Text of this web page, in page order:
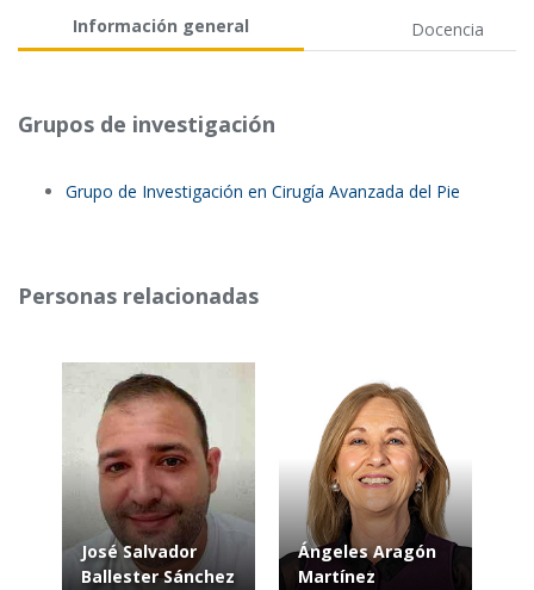
Información general Docencia
Grupos de investigación
Grupo de Investigación en Cirugía Avanzada del Pie
Personas relacionadas
José Salvador
Ballester Sánchez
Ángeles Aragón
Martínez